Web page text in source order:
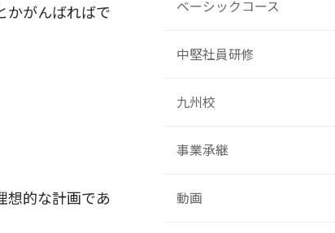
かがんばればで
想的な計画であ
ベーシックコース
中堅社員研修
九州校
事業承継
動画